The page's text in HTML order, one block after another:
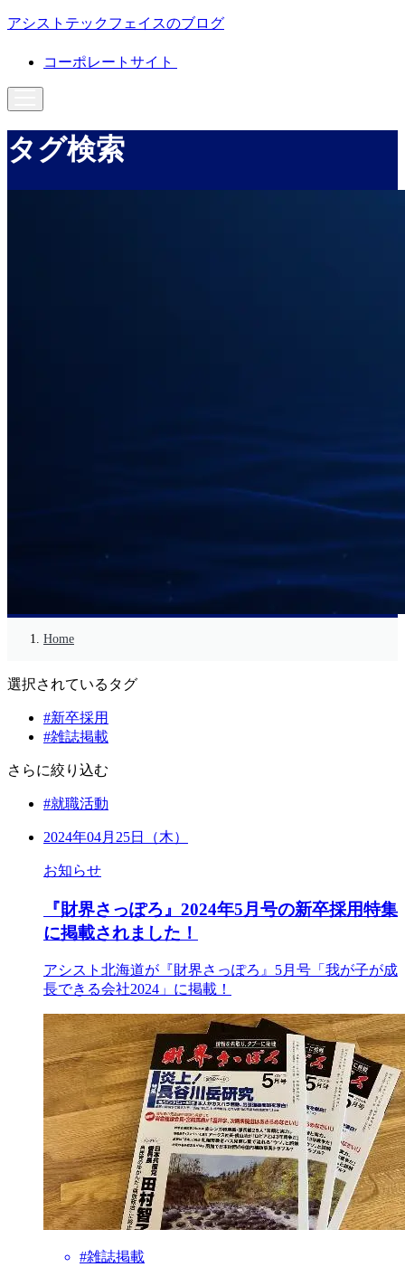
アシストテックフェイスのブログ
コーポレートサイト
タグ検索
Home
選択されているタグ
#新卒採用
#雑誌掲載
さらに絞り込む
#就職活動
2024年04月25日（木）
お知らせ
『財界さっぽろ』2024年5月号の新卒採用特集
に掲載されました！
アシスト北海道が『財界さっぽろ』5月号「我が子が成
長できる会社2024」に掲載！
#雑誌掲載